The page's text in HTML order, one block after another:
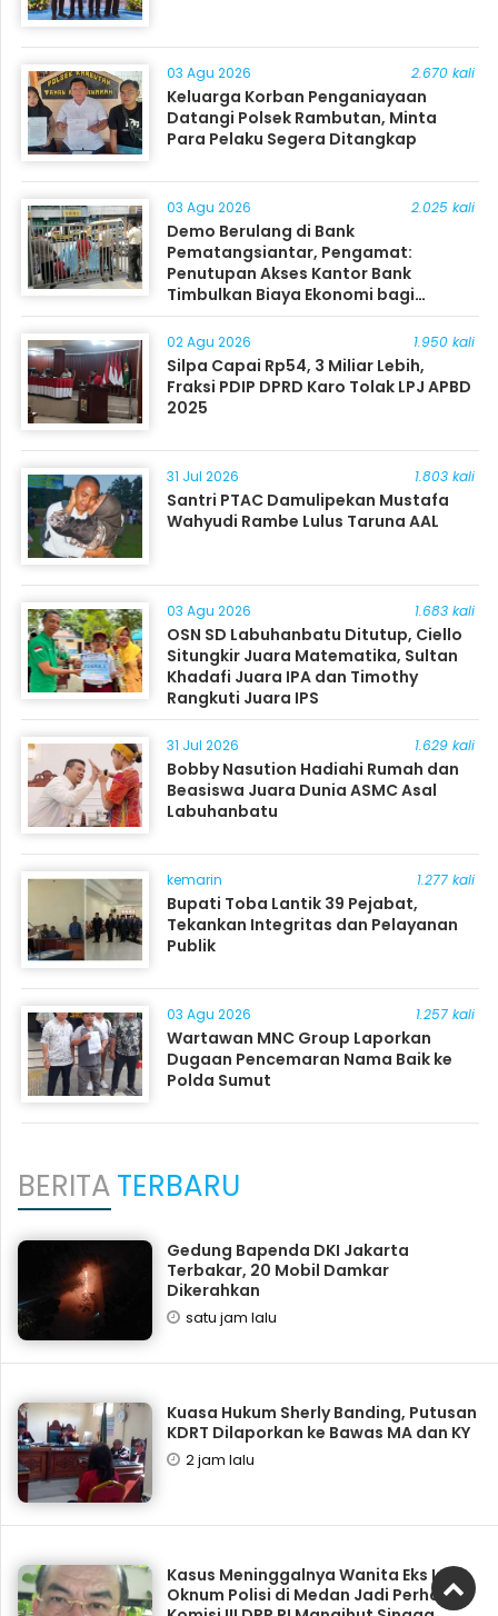
03 Agu 2026 2.670 kali
Keluarga Korban Penganiayaan
Datangi Polsek Rambutan, Minta
Para Pelaku Segera Ditangkap
03 Agu 2026 2.025 kali
Demo Berulang di Bank
Pematangsiantar, Pengamat:
Penutupan Akses Kantor Bank
Timbulkan Biaya Ekonomi bagi
Masyarakat
02 Agu 2026 1.950 kali
Silpa Capai Rp54, 3 Miliar Lebih,
Fraksi PDIP DPRD Karo Tolak LPJ APBD
2025
31 Jul 2026 1.803 kali
Santri PTAC Damulipekan Mustafa
Wahyudi Rambe Lulus Taruna AAL
03 Agu 2026 1.683 kali
OSN SD Labuhanbatu Ditutup, Ciello
Situngkir Juara Matematika, Sultan
Khadafi Juara IPA dan Timothy
Rangkuti Juara IPS
31 Jul 2026 1.629 kali
Bobby Nasution Hadiahi Rumah dan
Beasiswa Juara Dunia ASMC Asal
Labuhanbatu
kemarin 1.277 kali
Bupati Toba Lantik 39 Pejabat,
Tekankan Integritas dan Pelayanan
Publik
03 Agu 2026 1.257 kali
Wartawan MNC Group Laporkan
Dugaan Pencemaran Nama Baik ke
Polda Sumut
BERITATERBARU
Gedung Bapenda DKI Jakarta
Terbakar, 20 Mobil Damkar
Dikerahkan
satu jam lalu
Kuasa Hukum Sherly Banding, Putusan
KDRT Dilaporkan ke Bawas MA dan KY
2 jam lalu
Kasus Meninggalnya Wanita Eks Istri
Oknum Polisi di Medan Jadi Perhatian